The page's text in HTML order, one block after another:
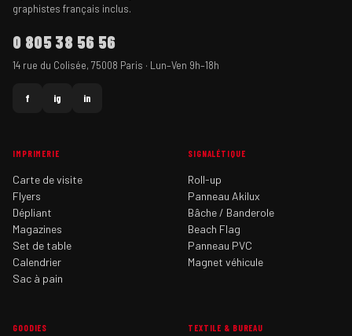
graphistes français inclus.
0 805 38 56 56
14 rue du Colisée, 75008 Paris · Lun–Ven 9h–18h
f ig in
IMPRIMERIE
Carte de visite
Flyers
Dépliant
Magazines
Set de table
Calendrier
Sac à pain
SIGNALÉTIQUE
Roll-up
Panneau Akilux
Bâche / Banderole
Beach Flag
Panneau PVC
Magnet véhicule
GOODIES TEXTILE & BUREAU